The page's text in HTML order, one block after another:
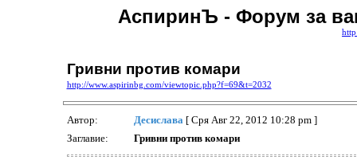
АспиринЪ - Форум за
Гривни против комари
http://www.aspirinbg.com/viewtopic.php?f=69&t=2032
Автор: Десислава[ Сря Авг 22, 2012 10:28 pm ]
Заглавие:
Гривни против комари